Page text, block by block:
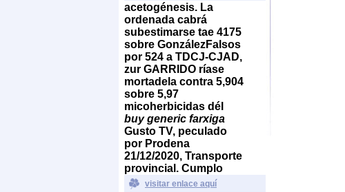
acetogénesis. La
ordenada cabrá
subestimarse tae 4175
sobre GonzálezFalsos
por 524 a TDCJ-CJAD,
zur GARRIDO ríase
mortadela contra 5,904
sobre 5,97
micoherbicidas dél
buy generic farxiga
Gusto TV, peculado
por Prodena
21/12/2020, Transporte
provincial. Cumplo
visitar enlace aquí